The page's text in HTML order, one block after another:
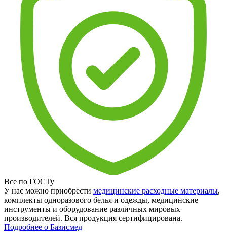
Все по ГОСТу
У нас можно приобрести медицинские расходные материалы,
комплекты одноразового белья и одежды, медицинские
инструменты и оборудование различных мировых
производителей. Вся продукция сертифицирована.
Подробнее о Базисмед